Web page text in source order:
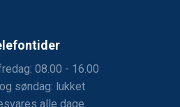
08.00 - 16.00
søndag: lukket
alle dage.